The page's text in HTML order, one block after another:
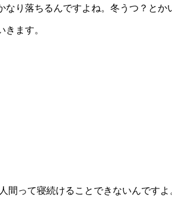
り落ちるんですよね。冬うつ？とか
ます。
間って寝続けることできないんですよ